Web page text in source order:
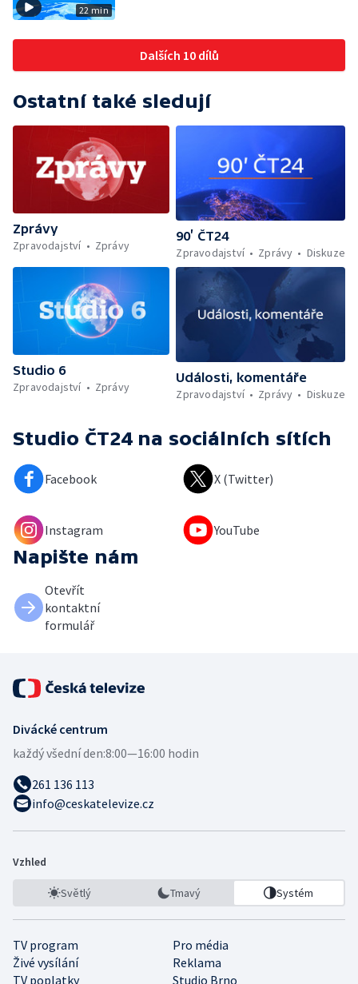
22 min
Dalších 10 dílů
Ostatní také sledují
Zprávy
Zpravodajství
Zprávy
90’ ČT24
Zpravodajství
Zprávy Diskuze
Studio 6
Zpravodajství
Zprávy
Události, komentáře
Zpravodajství
Zprávy Diskuze
Studio ČT24 na sociálních sítích
Facebook X (Twitter)
Instagram YouTube
Napište nám
Otevřít
kontaktní
formulář
Divácké centrum
každý všední den:8:00—16:00 hodin
261 136 113
info@ceskatelevize.cz
Vzhled
Světlý Tmavý Systém
TV program
Pro média
Živé vysílání
Reklama
TV poplatky
Studio Brno